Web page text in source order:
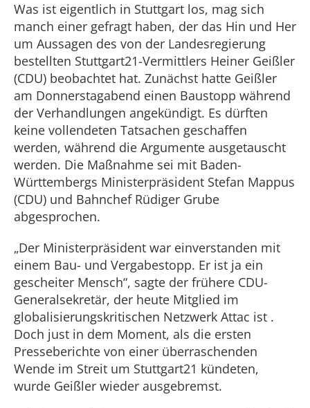
Was ist eigentlich in Stuttgart los, mag sich
manch einer gefragt haben, der das Hin und Her
um Aussagen des von der Landesregierung
bestellten Stuttgart21-Vermittlers Heiner Geißler
(CDU) beobachtet hat. Zunächst hatte Geißler
am Donnerstagabend einen Baustopp während
der Verhandlungen angekündigt. Es dürften
keine vollendeten Tatsachen geschaffen
werden, während die Argumente ausgetauscht
werden. Die Maßnahme sei mit Baden-
Württembergs Ministerpräsident Stefan Mappus
(CDU) und Bahnchef Rüdiger Grube
abgesprochen.
„Der Ministerpräsident war einverstanden mit
einem Bau- und Vergabestopp. Er ist ja ein
gescheiter Mensch“, sagte der frühere CDU-
Generalsekretär, der heute Mitglied im
globalisierungskritischen Netzwerk Attac ist .
Doch just in dem Moment, als die ersten
Presseberichte von einer überraschenden
Wende im Streit um Stuttgart21 kündeten,
wurde Geißler wieder ausgebremst.